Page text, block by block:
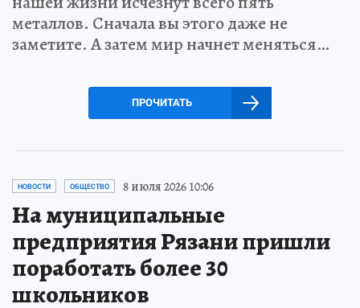
металлов. Сначала вы этого даже не
заметите. А затем мир начнет меняться…
ПРОЧИТАТЬ
НОВОСТИ ОБЩЕСТВО 8 июля 2026 10:06
На муниципальные
предприятия Рязани пришли
поработать более 30
школьников